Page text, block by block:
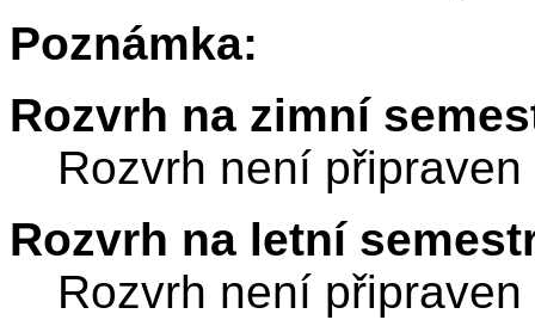
Poznámka:
Rozvrh na zimní
Rozvrh není připraven
Rozvrh na letní
Rozvrh není připraven